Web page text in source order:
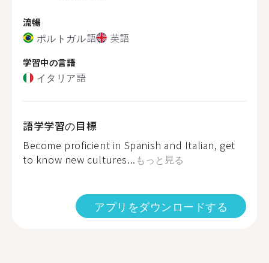
流暢
ポルトガル語 英語
学習中の言語
イタリア語
語学学習の目標
Become proficient in Spanish and Italian, get
to know new cultures... もっと見る
アプリをダウンロードする